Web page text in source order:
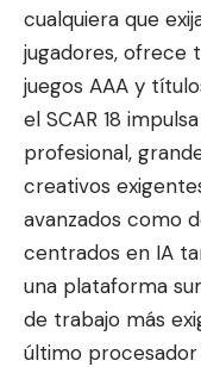
cualquiera que
jugadores, ofrece
juegos AAA y
el SCAR 18
profesional,
creativos
avanzados como
centrados en IA
una plataforma
de trabajo más
último procesador